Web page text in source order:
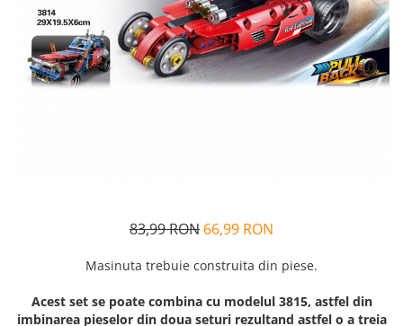
Alfabet si matematica
Jocuri de memorie si inteligenta
Seria Lectia de sanatate
Editura Litera
Editura Galaxia Copiilor
83,99 RON 66,99 RON
Masinuta trebuie construita din piese.
Acest set se poate combina cu modelul 3815, astfel din
imbinarea pieselor din doua seturi rezultand astfel o a treia